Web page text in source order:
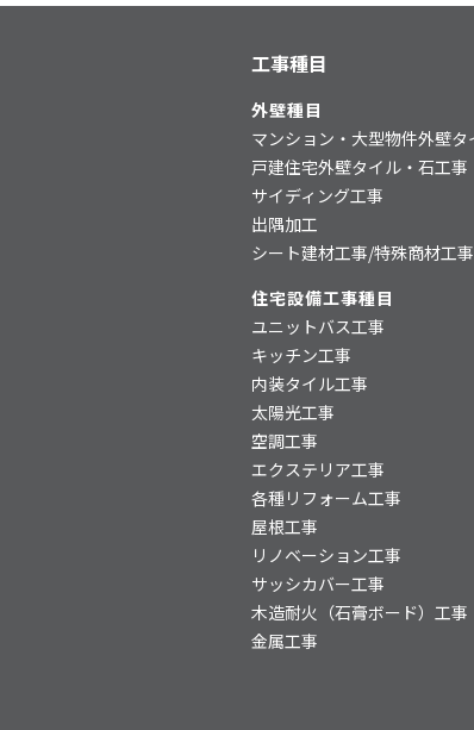
工事種目
外壁種目
マンション・大型物件外壁タ
戸建住宅外壁タイル・石工事
サイディング工事
出隅加工
シート建材工事/特殊商材工事
住宅設備工事種目
ユニットバス工事
キッチン工事
内装タイル工事
太陽光工事
空調工事
エクステリア工事
各種リフォーム工事
屋根工事
リノベーション工事
サッシカバー工事
木造耐火（石膏ボード）工事
金属工事